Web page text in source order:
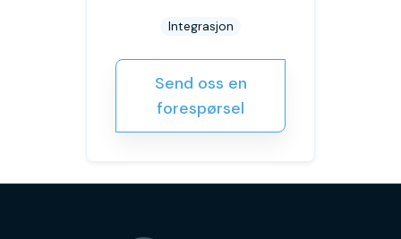
Integrasjon
Send oss en
forespørsel